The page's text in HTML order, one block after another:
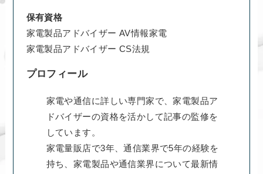
保有資格
家電製品アドバイザー AV情報家電
家電製品アドバイザー CS法規
プロフィール
家電や通信に詳しい専門家で、家電製品ア
ドバイザーの資格を活かして記事の監修を
しています。
家電量販店で3年、通信業界で5年の経験を
持ち、家電製品や通信業界について最新情